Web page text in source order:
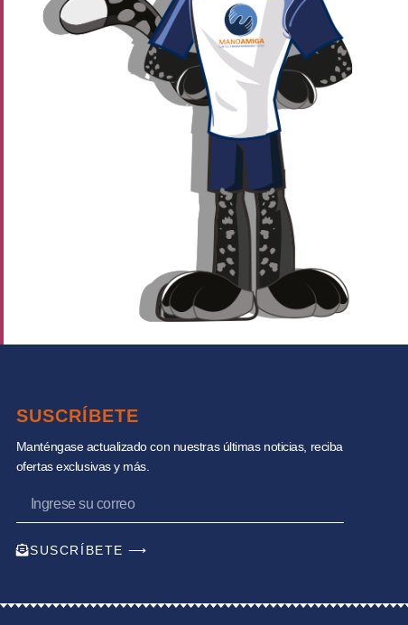
SUSCRÍBETE
Manténgase actualizado con nuestras últimas noticias, reciba
ofertas exclusivas y más.
SUSCRÍBETE ⟶